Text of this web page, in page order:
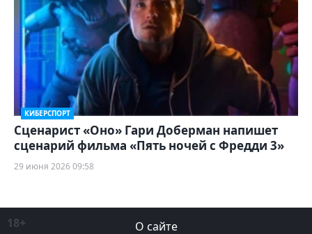
КИБЕРСПОРТ
Сценарист «Оно» Гари Доберман напишет
сценарий фильма «Пять ночей с Фредди 3»
29 июня 2026 09:58
18+ О сайте